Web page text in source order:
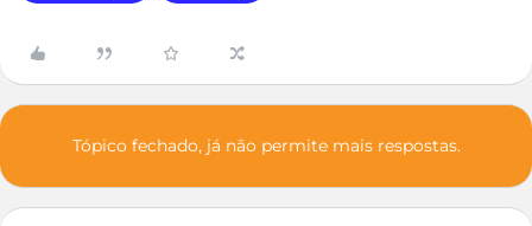
Tópico fechado, já não permite mais respostas.